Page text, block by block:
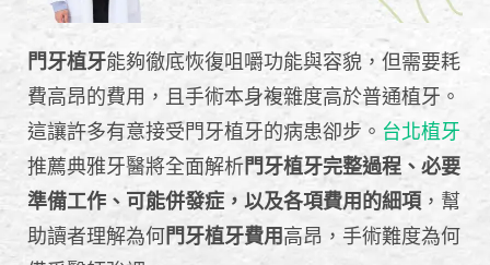
門牙植牙能夠徹底恢復咀嚼功能與容貌，但需要耗
費高昂的費用，且手術本身複雜度高於普通植牙。
這讓許多有意接受門牙植牙的病患卻步。 台北植牙
推薦典雅牙醫將全面解析門牙植牙完整過程、必要
準備工作、可能併發症，以及各項費用的細項 ，幫
助讀者理解為何門牙植牙費用高昂，手術難度為何